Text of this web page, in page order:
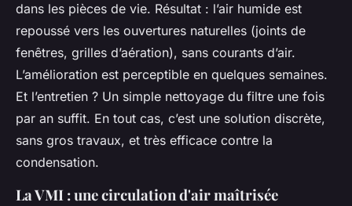
dans les pièces de vie. Résultat : l’air humide est
repoussé vers les ouvertures naturelles (joints de
fenêtres, grilles d’aération), sans courants d’air.
L’amélioration est perceptible en quelques semaines.
Et l’entretien ? Un simple nettoyage du filtre une fois
par an suffit. En tout cas, c’est une solution discrète,
sans gros travaux, et très efficace contre la
condensation.
La VMI : une circulation d'air maîtrisée